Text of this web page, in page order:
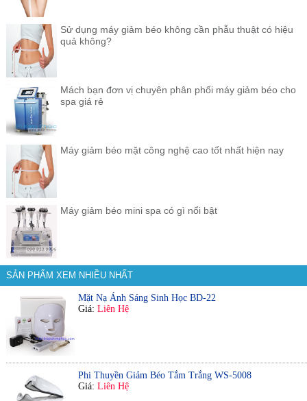
Sử dụng máy giảm béo không cần phẫu thuật có hiệu
quả không?
Mách bạn đơn vị chuyên phân phối máy giảm béo cho
spa giá rẻ
Máy giảm béo mặt công nghệ cao tốt nhất hiện nay
Máy giảm béo mini spa có gì nổi bật
SẢN PHẨM XEM NHIỀU NHẤT
Mặt Nạ Ánh Sáng Sinh Học BD-22
Giá: Liên Hệ
Phi Thuyền Giảm Béo Tắm Trắng WS-5008
Giá: Liên Hệ